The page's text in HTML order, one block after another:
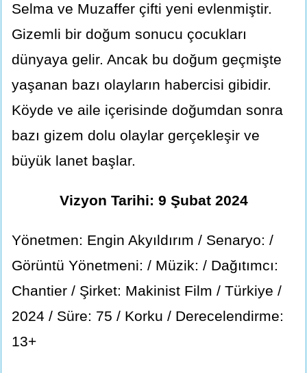
Selma ve Muzaffer çifti yeni evlenmiştir.
Gizemli bir doğum sonucu çocukları
dünyaya gelir. Ancak bu doğum geçmişte
yaşanan bazı olayların habercisi gibidir.
Köyde ve aile içerisinde doğumdan sonra
bazı gizem dolu olaylar gerçekleşir ve
büyük lanet başlar.
Vizyon Tarihi: 9 Şubat 2024
Yönetmen: Engin Akyıldırım / Senaryo: /
Görüntü Yönetmeni: / Müzik: / Dağıtımcı:
Chantier / Şirket: Makinist Film / Türkiye /
2024 / Süre: 75 / Korku / Derecelendirme:
13+